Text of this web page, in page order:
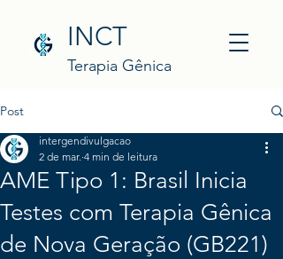
INCT
Terapia Gênica
Post
AME Tipo 1: Brasil Inicia
Testes com Terapia Gênica
de Nova Geração (GB221)
intergendivulgacao
2 de mar. 4 min de leitura